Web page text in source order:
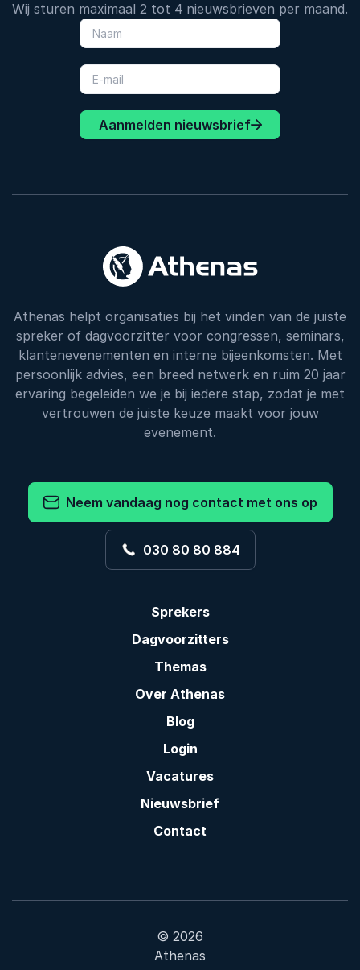
Wij sturen maximaal 2 tot 4 nieuwsbrieven per maand.
Aanmelden nieuwsbrief
Athenas helpt organisaties bij het vinden van de juiste
spreker of dagvoorzitter voor congressen, seminars,
klantenevenementen en interne bijeenkomsten. Met
persoonlijk advies, een breed netwerk en ruim 20 jaar
ervaring begeleiden we je bij iedere stap, zodat je met
vertrouwen de juiste keuze maakt voor jouw
evenement.
Neem vandaag nog contact met ons op
030 80 80 884
Sprekers
Dagvoorzitters
Themas
Over Athenas
Blog
Login
Vacatures
Nieuwsbrief
Contact
© 2026
Athenas